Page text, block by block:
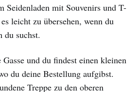
Seidenladen mit Souvenirs und T-
leicht zu übersehen, wenn du
du suchst.
und du findest einen kleinen
du deine Bestellung aufgibst.
Treppe zu den oberen